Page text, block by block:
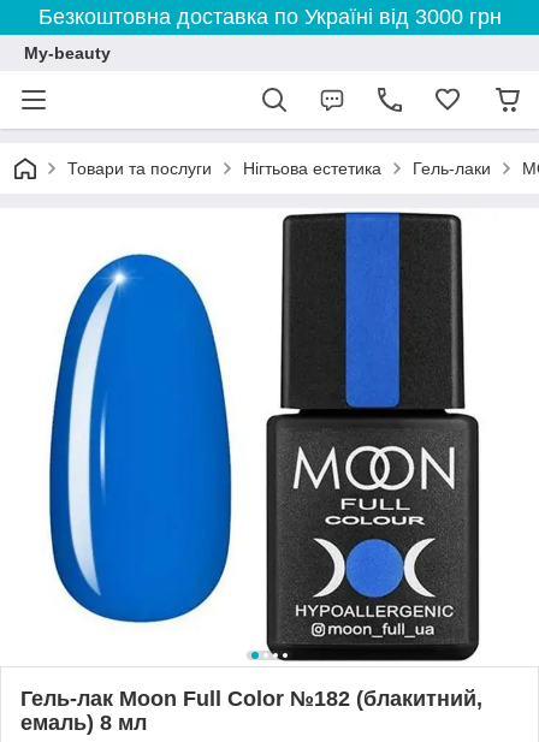
Безкоштовна доставка по Україні від 3000 грн
My-beauty
Товари та послуги Нігтьова естетика Гель-лаки
Гель-лак Moon Full Color №182 (блакитний,
емаль) 8 мл